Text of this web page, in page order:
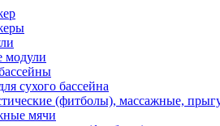
модули
сухого бассейна
(фитболы), массажные,
мячи